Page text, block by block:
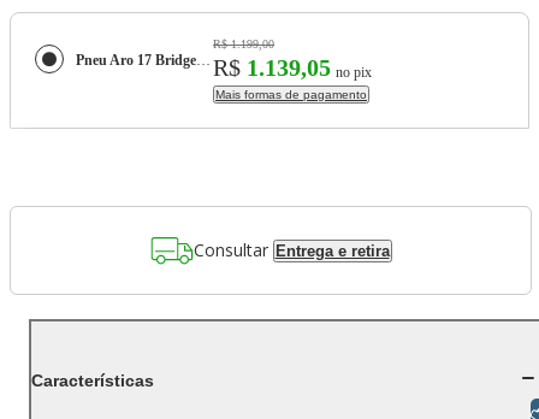
Pneu Aro 17 Bridgestone Destination 225/60 99T
R$ 1.199,00
R$ 1.139,05 no pix
Mais formas de pagamento
Consultar Entrega e retira
Características